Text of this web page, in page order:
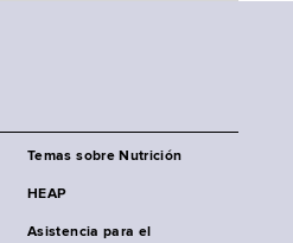
Temas sobre Nutrición
HEAP
Asistencia para el